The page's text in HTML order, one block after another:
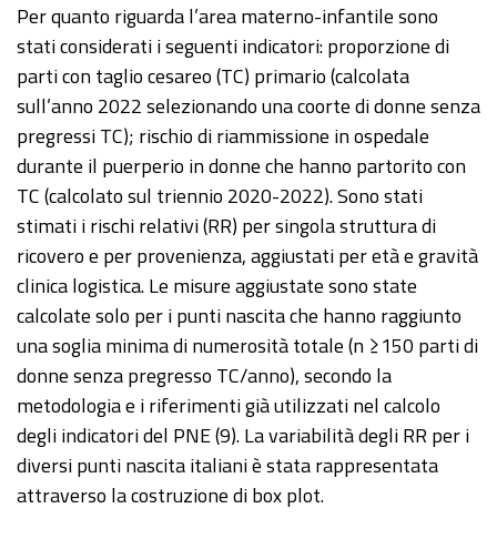
Per quanto riguarda l’area materno-infantile sono
stati considerati i seguenti indicatori: proporzione di
parti con taglio cesareo (TC) primario (calcolata
sull’anno 2022 selezionando una coorte di donne senza
pregressi TC); rischio di riammissione in ospedale
durante il puerperio in donne che hanno partorito con
TC (calcolato sul triennio 2020-2022). Sono stati
stimati i rischi relativi (RR) per singola struttura di
ricovero e per provenienza, aggiustati per età e gravità
clinica logistica. Le misure aggiustate sono state
calcolate solo per i punti nascita che hanno raggiunto
una soglia minima di numerosità totale (n ≥150 parti di
donne senza pregresso TC/anno), secondo la
metodologia e i riferimenti già utilizzati nel calcolo
degli indicatori del PNE (9). La variabilità degli RR per i
diversi punti nascita italiani è stata rappresentata
attraverso la costruzione di box plot.